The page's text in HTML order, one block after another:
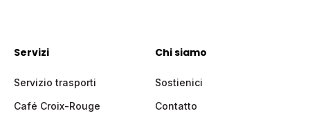
Servizi
Servizio trasporti
Café Croix-Rouge
Chi siamo
Sostienici
Contatto